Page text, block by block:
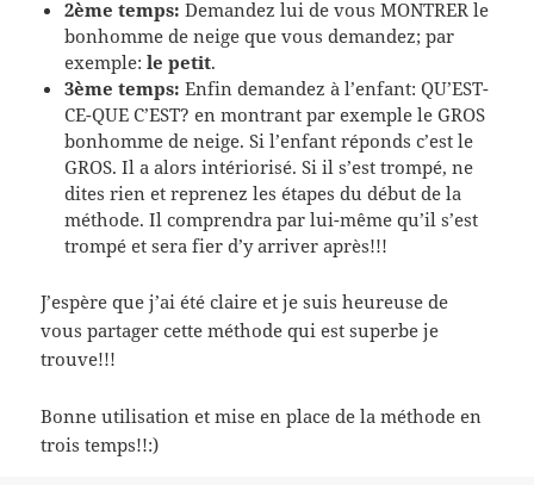
2ème temps:Demandez lui de vous MONTRER le
bonhomme de neige que vous demandez; par
exemple:le petit.
3ème temps:Enfin demandez à l’enfant: QU’EST-
CE-QUE C’EST? en montrant par exemple le GROS
bonhomme de neige. Si l’enfant réponds c’est le
GROS. Il a alors intériorisé. Si il s’est trompé, ne
dites rien et reprenez les étapes du début de la
méthode. Il comprendra par lui-même qu’il s’est
trompé et sera fier d’y arriver après!!!
J’espère que j’ai été claire et je suis heureuse de
vous partager cette méthode qui est superbe je
trouve!!!
Bonne utilisation et mise en place de la méthode en
trois temps!!:)